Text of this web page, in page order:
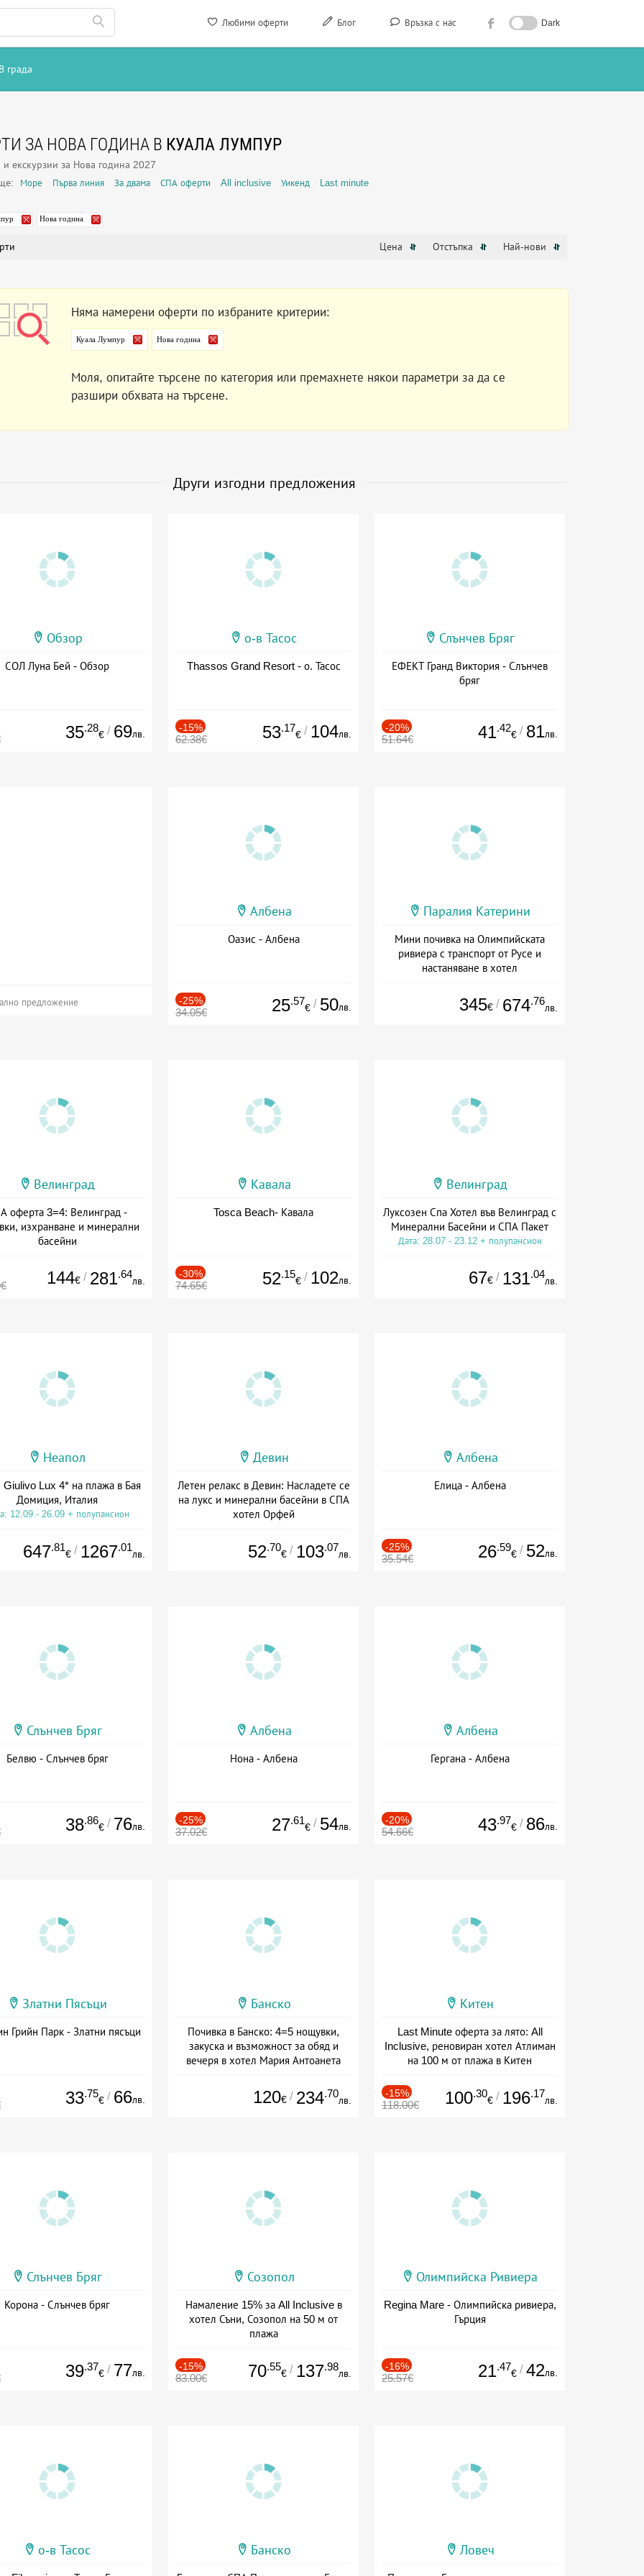
Любими оферти Блог Връзка с нас Dark
В града
ЗА НОВА ГОДИНА В КУАЛА ЛУМПУР
и екскурзии за Нова година 2027
Море Първа линия За двама СПА оферти All inclusive Уикенд Last minute
Нова година
Цена Отстъпка Най-нови
Няма намерени оферти по избраните критерии:
Куала Лумпур Нова година
Моля, опитайте търсене по категория или премахнете някои параметри за да се
разшири обхвата на търсене.
Други изгодни предложения
Обзор
СОЛ Луна Бей - Обзор
35.28
€ / 69лв.
о-в Тасос
Thassos Grand Resort - о. Тасос
-15%
62.38€ 53.17
€ / 104лв.
Слънчев Бряг
ЕФЕКТ Гранд Виктория - Слънчев
бряг
-20%
51.64€ 41.42
€ / 81лв.
предложение
Албена
Оазис - Албена
-25%
34.05€ 25.57
€ / 50лв.
Паралия Катерини
Мини почивка на Олимпийската
ривиера с транспорт от Русе и
настаняване в хотел
345€ / 674.76
лв.
Велинград
оферта 3=4: Велинград -
изхранване и минерални
басейни
144€ / 281.64
лв.
Кавала
Tosca Beach- Кавала
-30%
74.65€ 52.15
€ / 102лв.
Велинград
Луксозен Спа Хотел във Велинград с
Минерални Басейни и СПА Пакет
Дата: 28.07 - 23.12 + полупансион
67€ / 131.04
лв.
Неапол
Giulivo Lux 4* на плажа в Бая
Домиция, Италия
12.09 - 26.09 + полупансион
647.81
€ / 1267.01
лв.
Девин
Летен релакс в Девин: Насладете се
на лукс и минерални басейни в СПА
хотел Орфей
52.70
€ / 103.07
лв.
Албена
Елица - Албена
-25%
35.54€ 26.59
€ / 52лв.
Слънчев Бряг
Белвю - Слънчев бряг
38.86
€ / 76лв.
Албена
Нона - Албена
-25%
37.02€ 27.61
€ / 54лв.
Албена
Гергана - Албена
-20%
54.66€ 43.97
€ / 86лв.
Златни Пясъци
Грийн Парк - Златни пясъци
33.75
€ / 66лв.
Банско
Почивка в Банско: 4=5 нощувки,
закуска и възможност за обяд и
вечеря в хотел Мария Антоанета
120€ / 234.70
лв.
Китен
Last Minute оферта за лято: All
Inclusive, реновиран хотел Атлиман
на 100 м от плажа в Китен
-15%
118.00€ 100.30
€ / 196.17
лв.
Слънчев Бряг
Корона - Слънчев бряг
39.37
€ / 77лв.
Созопол
Намаление 15% за All Inclusive в
хотел Съни, Созопол на 50 м от
плажа
-15%
83.00€ 70.55
€ / 137.98
лв.
Олимпийска Ривиера
Regina Mare - Олимпийска ривиера,
Гърция
-16%
25.57€ 21.47
€ / 42лв.
о-в Тасос Банско Ловеч